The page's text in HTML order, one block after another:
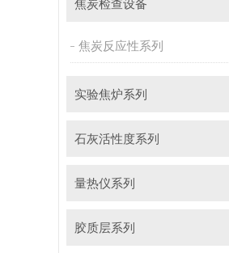
焦炭检查设备
焦炭反应性系列
实验焦炉系列
石灰活性度系列
量热仪系列
胶质层系列